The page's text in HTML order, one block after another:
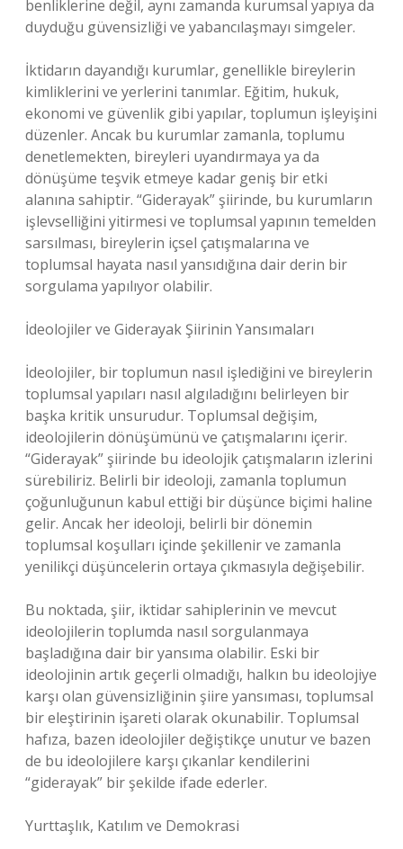
benliklerine değil, aynı zamanda kurumsal yapıya da
duyduğu güvensizliği ve yabancılaşmayı simgeler.
İktidarın dayandığı kurumlar, genellikle bireylerin
kimliklerini ve yerlerini tanımlar. Eğitim, hukuk,
ekonomi ve güvenlik gibi yapılar, toplumun işleyişini
düzenler. Ancak bu kurumlar zamanla, toplumu
denetlemekten, bireyleri uyandırmaya ya da
dönüşüme teşvik etmeye kadar geniş bir etki
alanına sahiptir. “Giderayak” şiirinde, bu kurumların
işlevselliğini yitirmesi ve toplumsal yapının temelden
sarsılması, bireylerin içsel çatışmalarına ve
toplumsal hayata nasıl yansıdığına dair derin bir
sorgulama yapılıyor olabilir.
İdeolojiler ve Giderayak Şiirinin Yansımaları
İdeolojiler, bir toplumun nasıl işlediğini ve bireylerin
toplumsal yapıları nasıl algıladığını belirleyen bir
başka kritik unsurudur. Toplumsal değişim,
ideolojilerin dönüşümünü ve çatışmalarını içerir.
“Giderayak” şiirinde bu ideolojik çatışmaların izlerini
sürebiliriz. Belirli bir ideoloji, zamanla toplumun
çoğunluğunun kabul ettiği bir düşünce biçimi haline
gelir. Ancak her ideoloji, belirli bir dönemin
toplumsal koşulları içinde şekillenir ve zamanla
yenilikçi düşüncelerin ortaya çıkmasıyla değişebilir.
Bu noktada, şiir, iktidar sahiplerinin ve mevcut
ideolojilerin toplumda nasıl sorgulanmaya
başladığına dair bir yansıma olabilir. Eski bir
ideolojinin artık geçerli olmadığı, halkın bu ideolojiye
karşı olan güvensizliğinin şiire yansıması, toplumsal
bir eleştirinin işareti olarak okunabilir. Toplumsal
hafıza, bazen ideolojiler değiştikçe unutur ve bazen
de bu ideolojilere karşı çıkanlar kendilerini
“giderayak” bir şekilde ifade ederler.
Yurttaşlık, Katılım ve Demokrasi